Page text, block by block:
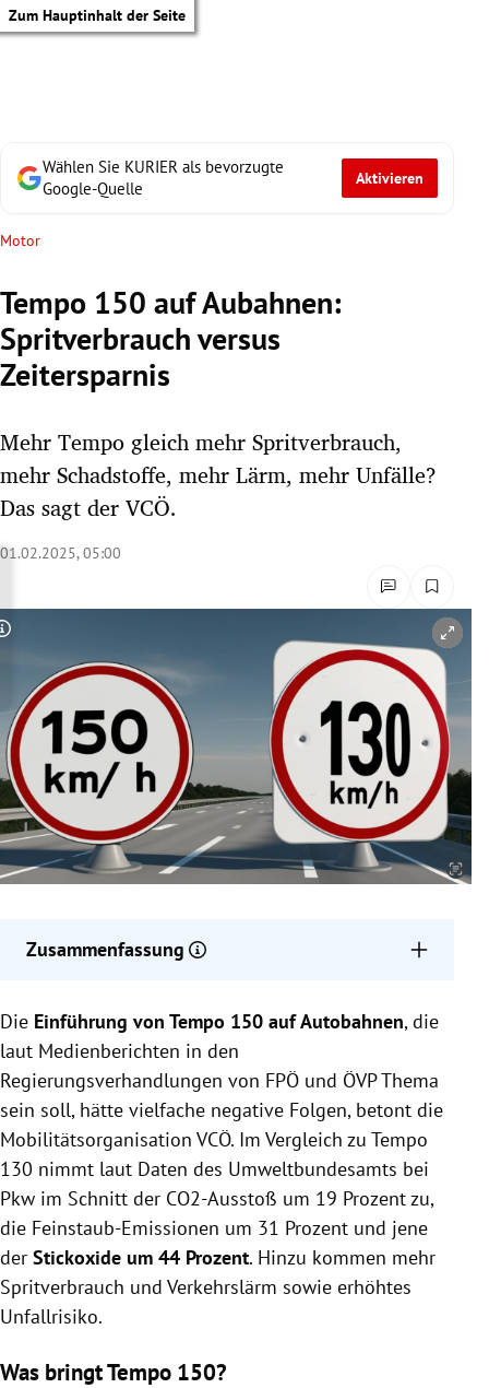
Zum Hauptinhalt der Seite
Untermenü
Untermenü
Untermenü
Untermenü
Untermenü
Untermenü
Untermenü
Untermenü
Untermenü
Wählen Sie KURIER als bevorzugte
Google-Quelle
Aktivieren
Motor
Tempo 150 auf Aubahnen:
Spritverbrauch versus
Zeitersparnis
Mehr Tempo gleich mehr Spritverbrauch,
mehr Schadstoffe, mehr Lärm, mehr Unfälle?
Das sagt der VCÖ.
01.02.2025, 05:00
Copyright-Hinweis öffnen/schließen
Zusammenfassung
CO2-Ausstoß um 19% und Unfallrisiko erhöhen, so
der VCÖ.
Höheres Tempolimit widerspricht Zielen der
Treibhausgasreduktion und verschlechtert
Verkehrsfluss.
Der ADAC plädiert für wissenschaftliche
Untersuchungen zu Tempolimits, betont jedoch
Autobahnen als sicherste Straßen.
Die Einführung von Tempo 150 auf Autobahnen, die
laut Medienberichten in den
Regierungsverhandlungen von FPÖ und ÖVP Thema
sein soll, hätte vielfache negative Folgen, betont die
Mobilitätsorganisation VCÖ. Im Vergleich zu Tempo
130 nimmt laut Daten des Umweltbundesamts bei
Pkw im Schnitt der CO2-Ausstoß um 19 Prozent zu,
die Feinstaub-Emissionen um 31 Prozent und jene
der Stickoxide um 44 Prozent. Hinzu kommen mehr
Spritverbrauch und Verkehrslärm sowie erhöhtes
Unfallrisiko.
Was bringt Tempo 150?